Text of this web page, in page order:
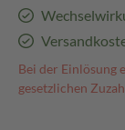
Bei der Einlösung
gesetzlichen